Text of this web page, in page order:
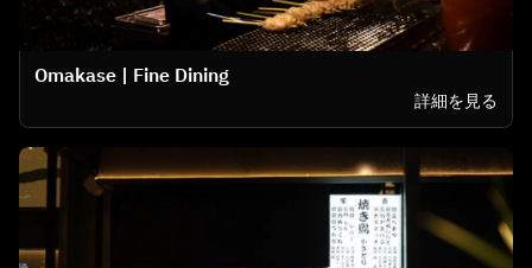
Omakase | Fine Dining
詳細を見る